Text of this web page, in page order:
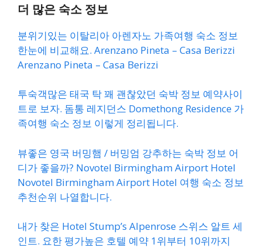
더 많은 숙소 정보
분위기있는 이탈리아 아렌자노 가족여행 숙소 정보
한눈에 비교해요. Arenzano Pineta – Casa Berizzi
Arenzano Pineta – Casa Berizzi
투숙객많은 태국 탁 꽤 괜찮았던 숙박 정보 예약사이
트로 보자. 돔통 레지던스 Domethong Residence 가
족여행 숙소 정보 이렇게 정리됩니다.
뷰좋은 영국 버밍햄 / 버밍엄 강추하는 숙박 정보 어
디가 좋을까? Novotel Birmingham Airport Hotel
Novotel Birmingham Airport Hotel 여행 숙소 정보
추천순위 나열합니다.
내가 찾은 Hotel Stump’s Alpenrose 스위스 알트 세
인트. 요한 평가높은 호텔 예약 1위부터 10위까지